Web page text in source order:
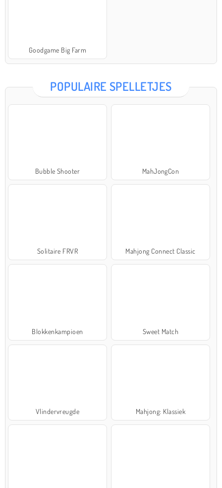
Goodgame Big Farm
POPULAIRE SPELLETJES
Bubble Shooter MahJongCon
Solitaire FRVR Mahjong Connect Classic
Blokkenkampioen Sweet Match
Vlindervreugde Mahjong: Klassiek